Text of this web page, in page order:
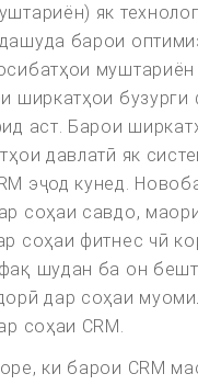
як
барои
ширкатҳои
аст. Барои
давлатӣ як
эҷод кунед.
соҳаи савдо,
соҳаи фитнес чӣ
шудан ба он
дар соҳаи
соҳаи CRM.
ки барои CRM